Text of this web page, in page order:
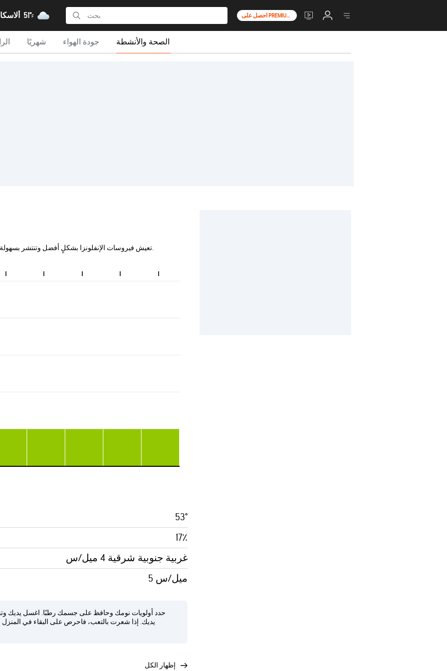
Sleetmute, ألاسكا 51°F احصل على PREMIUM+
شهريًا جودة الهواء الصحة والأنشطة
تعيش فيروسات الإنفلونزا بشكلٍ أفضل وتنتشر بسهولة عندما يجف الهواء وتنخفض درجات الحرارة.
ا ا ا ا ا
53°
17٪
غربية جنوبية شرقية 4 ميل/س
5 ميل/س
حدد أولويات نومك وحافظ على جسمك رطبًا. اغسل يديك
يديك. إذا شعرت بالتعب، فاحرص على البقاء في المنزل
إظهار الكل